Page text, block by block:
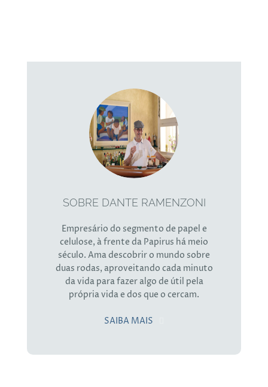
SOBRE DANTE RAMENZONI
Empresário do segmento de papel e
celulose, à frente da Papirus há meio
século. Ama descobrir o mundo sobre
duas rodas, aproveitando cada minuto
da vida para fazer algo de útil pela
própria vida e dos que o cercam.
SAIBA MAIS